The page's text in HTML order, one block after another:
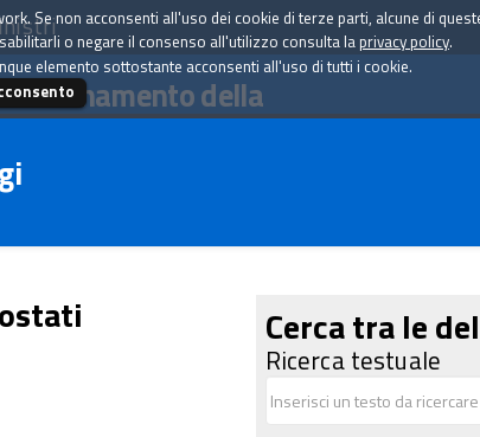
della
Cerca tra le
Ricerca testuale
Se non acconsenti all'uso dei cookie di terze parti, alcune di
o negare il consenso all'utilizzo consulta la privacy policy.
elemento sottostante acconsenti all'uso di tutti i cookie.